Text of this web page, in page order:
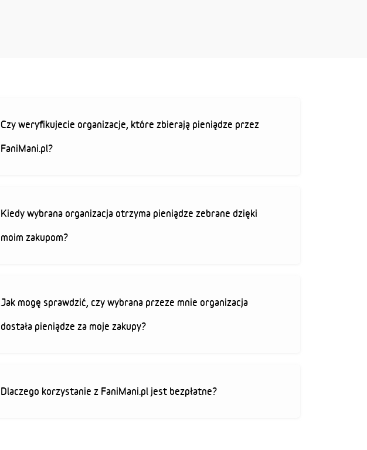
Czy weryfikujecie organizacje, które zbierają pieniądze przez
FaniMani.pl?
Kiedy wybrana organizacja otrzyma pieniądze zebrane dzięki
moim zakupom?
Jak mogę sprawdzić, czy wybrana przeze mnie organizacja
dostała pieniądze za moje zakupy?
Dlaczego korzystanie z FaniMani.pl jest bezpłatne?